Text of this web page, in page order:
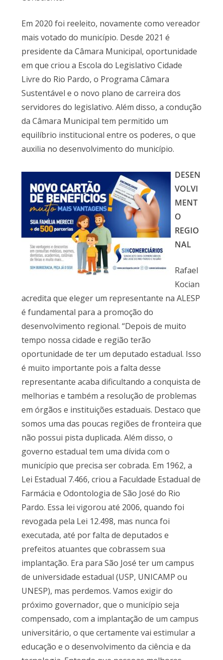
Em 2020 foi reeleito, novamente como vereador
mais votado do município. Desde 2021 é
presidente da Câmara Municipal, oportunidade
em que criou a Escola do Legislativo Cidade
Livre do Rio Pardo, o Programa Câmara
Sustentável e o novo plano de carreira dos
servidores do legislativo. Além disso, a condução
da Câmara Municipal tem permitido um
equilíbrio institucional entre os poderes, o que
auxilia no desenvolvimento do município.
DESEN
VOLVI
MENT
O
REGIO
NAL
Rafael
Kocian
acredita que eleger um representante na ALESP
é fundamental para a promoção do
desenvolvimento regional. “Depois de muito
tempo nossa cidade e região terão
oportunidade de ter um deputado estadual. Isso
é muito importante pois a falta desse
representante acaba dificultando a conquista de
melhorias e também a resolução de problemas
em órgãos e instituições estaduais. Destaco que
somos uma das poucas regiões de fronteira que
não possui pista duplicada. Além disso, o
governo estadual tem uma dívida com o
município que precisa ser cobrada. Em 1962, a
Lei Estadual 7.466, criou a Faculdade Estadual de
Farmácia e Odontologia de São José do Rio
Pardo. Essa lei vigorou até 2006, quando foi
revogada pela Lei 12.498, mas nunca foi
executada, até por falta de deputados e
prefeitos atuantes que cobrassem sua
implantação. Era para São José ter um campus
de universidade estadual (USP, UNICAMP ou
UNESP), mas perdemos. Vamos exigir do
próximo governador, que o município seja
compensado, com a implantação de um campus
universitário, o que certamente vai estimular a
educação e o desenvolvimento da ciência e da